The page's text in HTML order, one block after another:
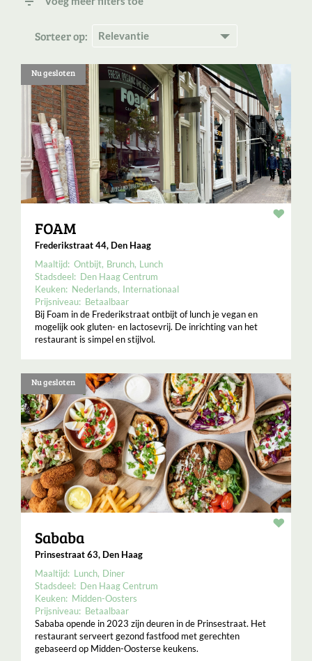
Sorteer op:
Nu gesloten
FOAM
Frederikstraat 44, Den Haag
Maaltijd: Ontbijt Brunch Lunch
Stadsdeel: Den Haag Centrum
Keuken: Nederlands Internationaal
Prijsniveau: Betaalbaar
Bij Foam in de Frederikstraat ontbijt of lunch je vegan en
mogelijk ook gluten- en lactosevrij. De inrichting van het
restaurant is simpel en stijlvol.
Nu gesloten
Sababa
Prinsestraat 63, Den Haag
Maaltijd: Lunch Diner
Stadsdeel: Den Haag Centrum
Keuken: Midden-Oosters
Prijsniveau: Betaalbaar
Sababa opende in 2023 zijn deuren in de Prinsestraat. Het
restaurant serveert gezond fastfood met gerechten
gebaseerd op Midden-Oosterse keukens.